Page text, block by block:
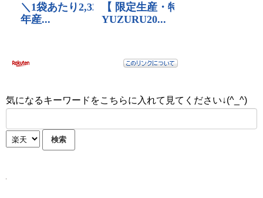
気になるキーワードをこちらに入れて見てください↓(^_^)